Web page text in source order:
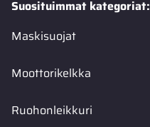
Suosituimmat kategoriat:
Maskisuojat
Moottorikelkka
Ruohonleikkuri